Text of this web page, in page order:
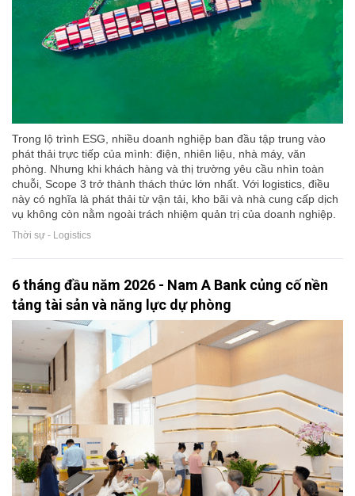
Trong lộ trình ESG, nhiều doanh nghiệp ban đầu tập trung vào
phát thải trực tiếp của mình: điện, nhiên liệu, nhà máy, văn
phòng. Nhưng khi khách hàng và thị trường yêu cầu nhìn toàn
chuỗi, Scope 3 trở thành thách thức lớn nhất. Với logistics, điều
này có nghĩa là phát thải từ vận tải, kho bãi và nhà cung cấp dịch
vụ không còn nằm ngoài trách nhiệm quản trị của doanh nghiệp.
Thời sự - Logistics
6 tháng đầu năm 2026 - Nam A Bank củng cố nền
tảng tài sản và năng lực dự phòng